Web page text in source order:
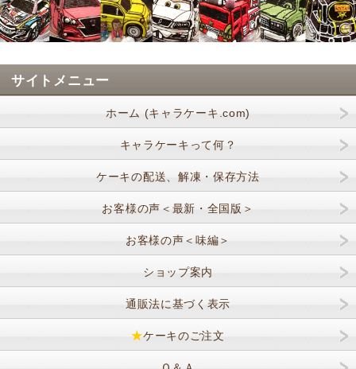
サイトメニュー
ホーム (キャラケーキ.com)
キャラケーキって何？
ケーキの配送、解凍・保存方法
お客様の声＜最新・全国版＞
お客様の声＜味編＞
ショップ案内
通販法に基づく表示
★ケーキのご注文